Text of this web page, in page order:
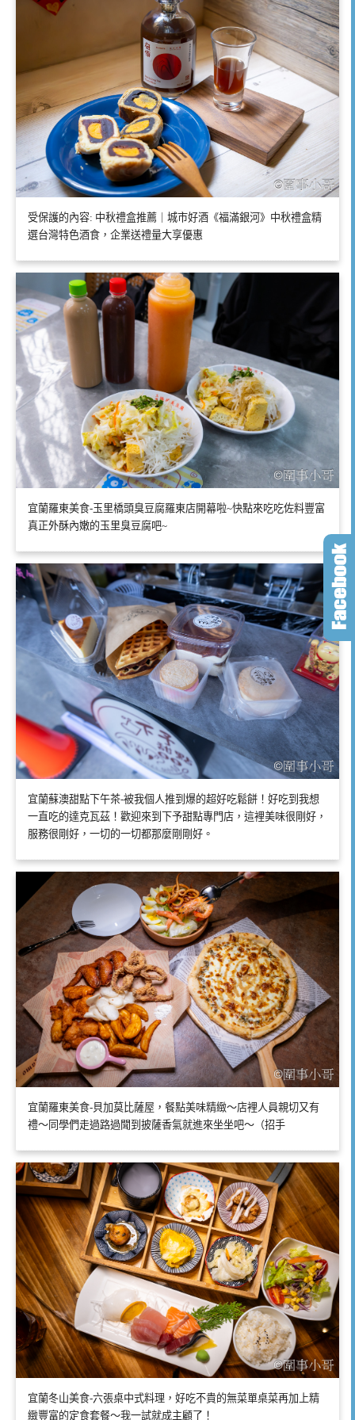
受保護的內容: 中秋禮盒推薦｜城市好酒《福滿銀河》中秋禮盒精
選台灣特色酒食，企業送禮量大享優惠
宜蘭羅東美食-玉里橋頭臭豆腐羅東店開幕啦~快點來吃吃佐料豐富
真正外酥內嫩的玉里臭豆腐吧~
宜蘭蘇澳甜點下午茶-被我個人推到爆的超好吃鬆餅！好吃到我想
一直吃的達克瓦茲！歡迎來到下予甜點專門店，這裡美味很剛好，
服務很剛好，一切的一切都那麼剛剛好。
宜蘭羅東美食-貝加莫比薩屋，餐點美味精緻～店裡人員親切又有
禮～同學們走過路過聞到披薩香氣就進來坐坐吧～（招手
宜蘭冬山美食-六張桌中式料理，好吃不貴的無菜單桌菜再加上精
緻豐富的定食套餐～我一試就成主顧了！